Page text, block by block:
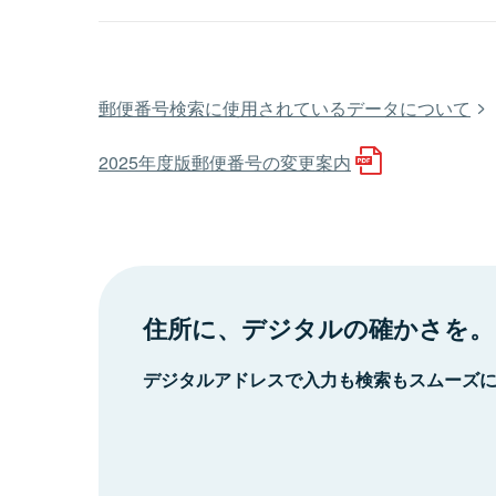
郵便番号検索に使用されているデータについて
2025年度版郵便番号の変更案内
住所に、デジタルの確かさを。
デジタルアドレスで入力も検索もスムーズ